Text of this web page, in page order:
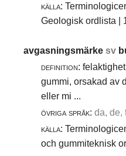
källa:
Geologisk ordlista |
avgasningsmärkesv
definition:
gummi, orsakad av
eller mi ...
övriga språk: da, de,
källa:
och gummiteknisk